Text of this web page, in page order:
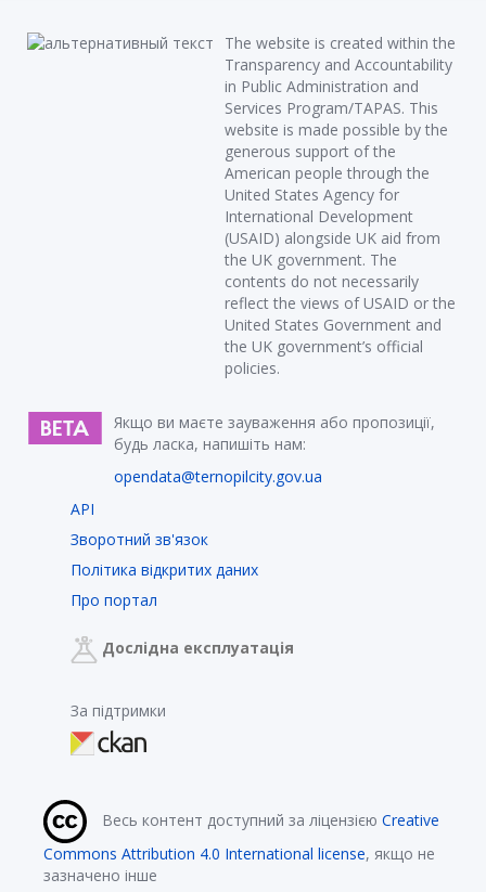
The website is created within the
Transparency and Accountability
in Public Administration and
Services Program/TAPAS. This
website is made possible by the
generous support of the
American people through the
United States Agency for
International Development
(USAID) alongside UK aid from
the UK government. The
contents do not necessarily
reflect the views of USAID or the
United States Government and
the UK government’s official
policies.
Якщо ви маєте зауваження або пропозиції,
будь ласка, напишіть нам:
opendata@ternopilcity.gov.ua
API
Зворотний зв'язок
Політика відкритих даних
Про портал
Дослідна експлуатація
За підтримки
Весь контент доступний за ліцензією Creative
Commons Attribution 4.0 International license, якщо не
зазначено інше